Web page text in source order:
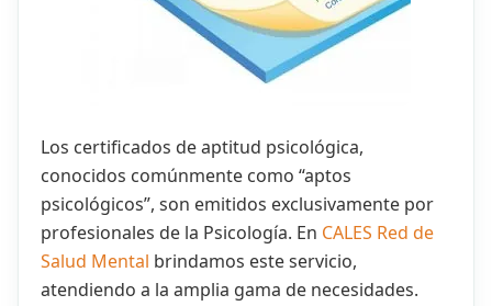
Los certificados de aptitud psicológica,
conocidos comúnmente como “aptos
psicológicos”, son emitidos exclusivamente por
profesionales de la Psicología. En CALES Red de
Salud Mental brindamos este servicio,
atendiendo a la amplia gama de necesidades.